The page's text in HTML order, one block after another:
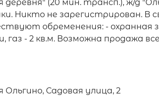
(20 мин. трансп.), ж/д
Никто не зарегистрирован. В
обременения: - охранная
газ - 2 кв.м. Возможна продажа
Садовая улица, 2